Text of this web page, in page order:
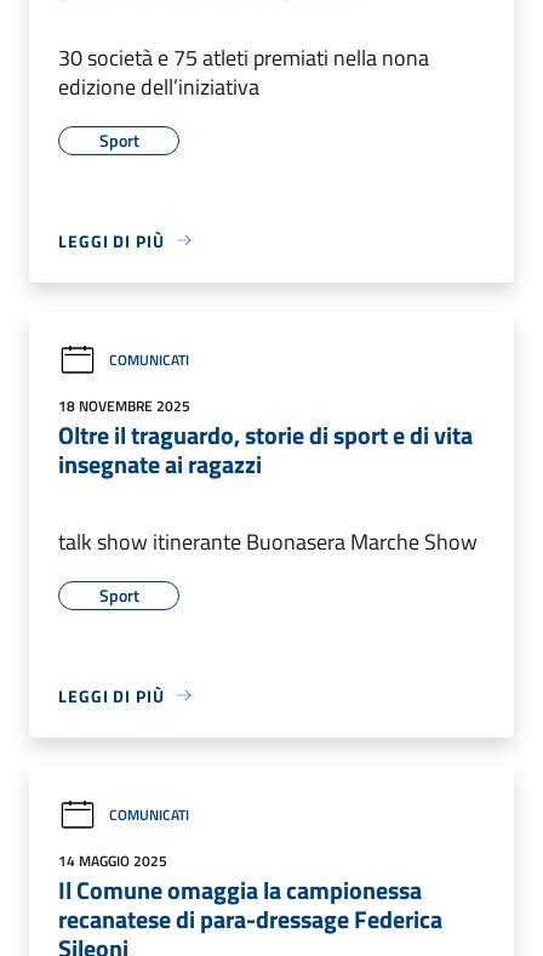
30 società e 75 atleti premiati nella nona
edizione dell’iniziativa
Sport
LEGGI DI PIÙ
COMUNICATI
18 NOVEMBRE 2025
Oltre il traguardo, storie di sport e di vita
insegnate ai ragazzi
talk show itinerante Buonasera Marche Show
Sport
LEGGI DI PIÙ
COMUNICATI
14 MAGGIO 2025
Il Comune omaggia la campionessa
recanatese di para-dressage Federica
Sileoni